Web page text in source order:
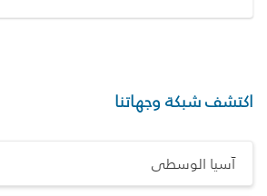
اكتشف شبكة وجهاتنا
آسيا الوسطى